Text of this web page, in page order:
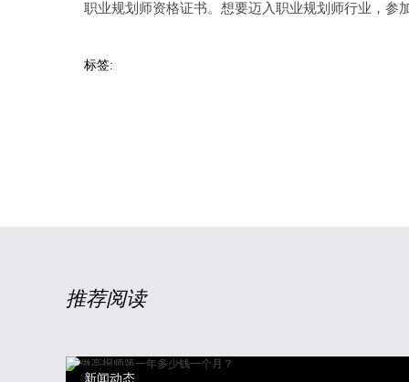
职业规划师资格证书。想要迈入职业规划师行业，参
标签:
推荐阅读
新闻动态